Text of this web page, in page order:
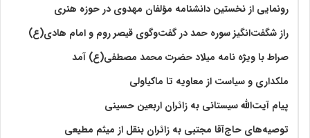
رونمایی از نخستین دانشنامه مؤلفان مهدوی در حوزه هنری
راز شگفت‌انگیز سوره حمد در گفت‌وگوی قیصر روم و امام هادی(ع)
صراط با ویژه نامه میلاد حضرت محمد مصطفی(ع) آمد
ملکداری و سیاست از معاویه تا ماکیاولی
پیام آیت‌الله سیستانی به زائران اربعین حسینی
توصیه‌های حاج‌آقا مجتبی به زائران بنقل از میثم مطیعی